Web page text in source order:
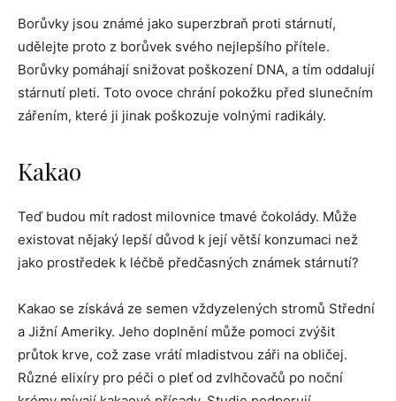
Borůvky jsou známé jako superzbraň proti stárnutí,
udělejte proto z borůvek svého nejlepšího přítele.
Borůvky pomáhají snižovat poškození DNA, a tím oddalují
stárnutí pleti. Toto ovoce chrání pokožku před slunečním
zářením, které ji jinak poškozuje volnými radikály.
Kakao
Teď budou mít radost milovnice tmavé čokolády. Může
existovat nějaký lepší důvod k její větší konzumaci než
jako prostředek k léčbě předčasných známek stárnutí?
Kakao se získává ze semen vždyzelených stromů Střední
a Jižní Ameriky. Jeho doplnění může pomoci zvýšit
průtok krve, což zase vrátí mladistvou záři na obličej.
Různé elixíry pro péči o pleť od zvlhčovačů po noční